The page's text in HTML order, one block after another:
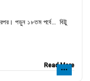
পড়ুন ১৮তম পর্বে… বিট্টু
Read More